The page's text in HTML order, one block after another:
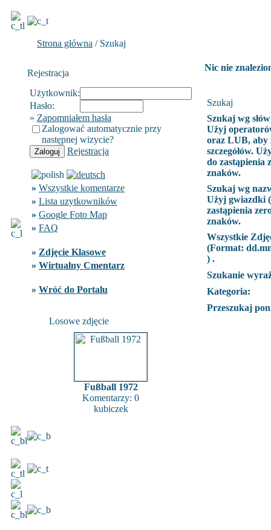
Strona główna / Szukaj
Rejestracja
Użytkownik:
Hasło:
» Zapomniałem hasła
Zalogować automatycznie przy
następnej wizycie?
Rejestracja
» Wszystkie komentarze
» Lista uzytkowników
» Google Foto Map
» FAQ
» Zdjęcie Klasowe
» Wirtualny Cmentarz
» Wróć do Portalu
Losowe zdjęcie
Fußball 1972
Komentarzy: 0
kubiczek
Nic nie
Szukaj
Szukaj wg
Użyj
oraz LUB, aby
szczegółów.
do zastąpienia
znaków.
Szukaj wg
Użyj gwiazdki
zastąpienia
znaków.
Wszystkie
(Format:
) .
Szukanie
Kategoria:
Przeszukaj